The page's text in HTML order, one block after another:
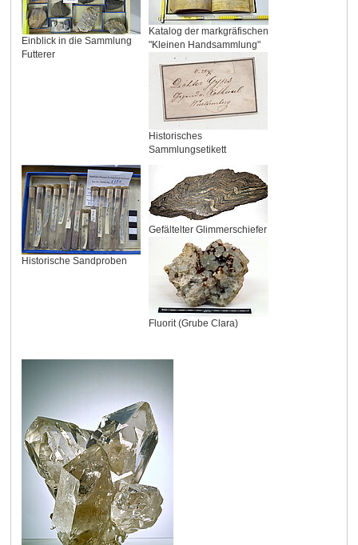
Einblick in die Sammlung
Futterer
Katalog der markgräfischen
"Kleinen Handsammlung"
Historisches
Sammlungsetikett
Historische Sandproben
Gefältelter Glimmerschiefer
Fluorit (Grube Clara)